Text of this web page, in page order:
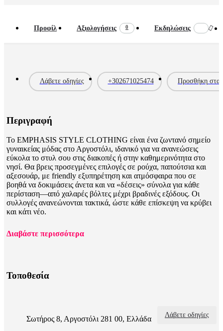
Προφίλ Αξιολογήσεις 0 Εκδηλώσεις
Λάβετε οδηγίες +302671025474 Προσθήκη στα
Περιγραφή
Το EMPHASIS STYLE CLOTHING είναι ένα ζωντανό σημείο
γυναικείας μόδας στο Αργοστόλι, ιδανικό για να ανανεώσεις
εύκολα το στυλ σου στις διακοπές ή στην καθημερινότητα στο
νησί. Θα βρεις προσεγμένες επιλογές σε ρούχα, παπούτσια και
αξεσουάρ, με friendly εξυπηρέτηση και ατμόσφαιρα που σε
βοηθά να δοκιμάσεις άνετα και να «δέσεις» σύνολα για κάθε
περίσταση—από χαλαρές βόλτες μέχρι βραδινές εξόδους. Οι
συλλογές ανανεώνονται τακτικά, ώστε κάθε επίσκεψη να κρύβει
και κάτι νέο.
Διαβάστε περισσότερα
Τοποθεσία
Σωτήρος 8, Αργοστόλι 281 00, Ελλάδα Λάβετε οδηγίες